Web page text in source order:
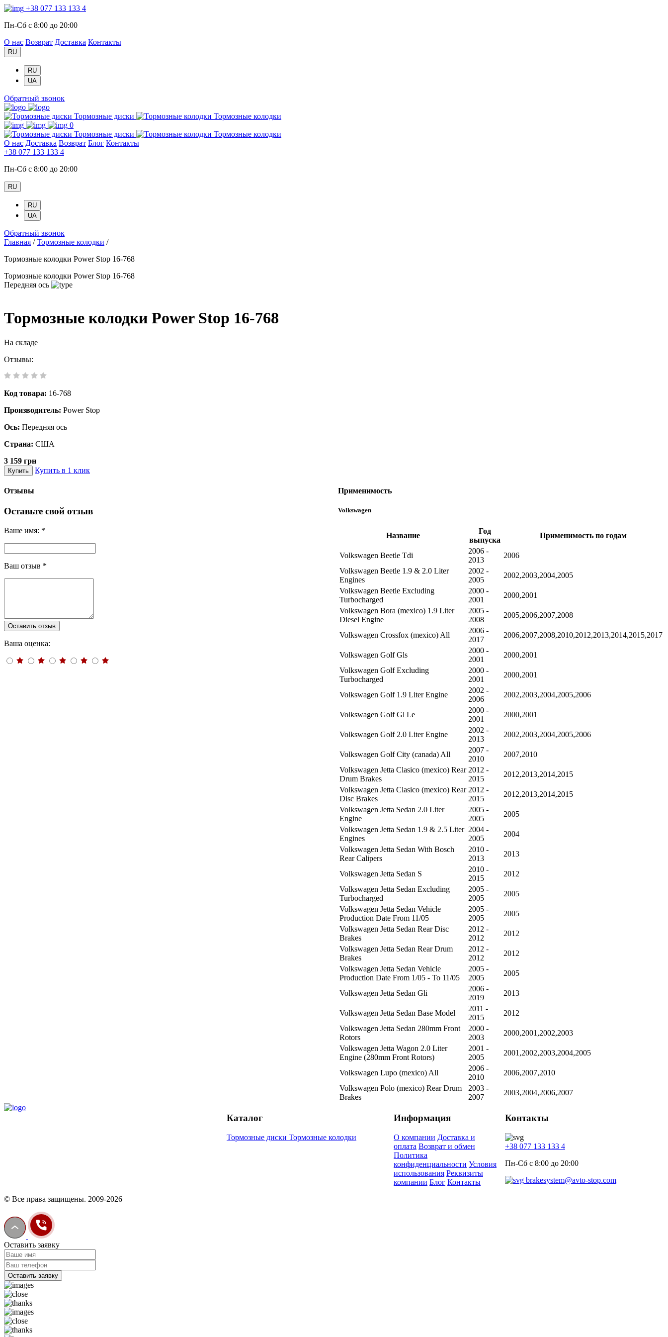
+38 077 133 133 4
Пн-Сб с 8:00 до 20:00
О нас Возврат Доставка Контакты
RU
RU
UA
Обратный звонок
Тормозные диски
Тормозные колодки
0
Тормозные диски
Тормозные колодки
О нас Доставка Возврат Блог Контакты
+38 077 133 133 4
Пн-Сб с 8:00 до 20:00
RU
RU
UA
Обратный звонок
Главная / Тормозные колодки /
Тормозные колодки Power Stop 16-768
Тормозные колодки Power Stop 16-768
Передняя ось
Тормозные колодки Power Stop 16-768
На складе
Отзывы:
Код товара: 16-768
Производитель: Power Stop
Ось: Передняя ось
Страна: США
3 159 грн
Купить Купить в 1 клик
Отзывы
Оставьте свой отзыв
Ваше имя: *
Ваш отзыв *
Оставить отзыв
Ваша оценка:
Применимость
Volkswagen
Название
Год
выпуска
Применимость по годам
Volkswagen Beetle Tdi
2006 -
2013
2006
Volkswagen Beetle 1.9 & 2.0 Liter
Engines
2002 -
2005
2002,2003,2004,2005
Volkswagen Beetle Excluding
Turbocharged
2000 -
2001
2000,2001
Volkswagen Bora (mexico) 1.9 Liter
Diesel Engine
2005 -
2008
2005,2006,2007,2008
Volkswagen Crossfox (mexico) All
2006 -
2017
2006,2007,2008,2010,2012,2013,2014,2015,2017
Volkswagen Golf Gls
2000 -
2001
2000,2001
Volkswagen Golf Excluding
Turbocharged
2000 -
2001
2000,2001
Volkswagen Golf 1.9 Liter Engine
2002 -
2006
2002,2003,2004,2005,2006
Volkswagen Golf Gl Le
2000 -
2001
2000,2001
Volkswagen Golf 2.0 Liter Engine
2002 -
2013
2002,2003,2004,2005,2006
Volkswagen Golf City (canada) All
2007 -
2010
2007,2010
Volkswagen Jetta Clasico (mexico) Rear
Drum Brakes
2012 -
2015
2012,2013,2014,2015
Volkswagen Jetta Clasico (mexico) Rear
Disc Brakes
2012 -
2015
2012,2013,2014,2015
Volkswagen Jetta Sedan 2.0 Liter
Engine
2005 -
2005
2005
Volkswagen Jetta Sedan 1.9 & 2.5 Liter
Engines
2004 -
2005
2004
Volkswagen Jetta Sedan With Bosch
Rear Calipers
2010 -
2013
2013
Volkswagen Jetta Sedan S
2010 -
2015
2012
Volkswagen Jetta Sedan Excluding
Turbocharged
2005 -
2005
2005
Volkswagen Jetta Sedan Vehicle
Production Date From 11/05
2005 -
2005
2005
Volkswagen Jetta Sedan Rear Disc
Brakes
2012 -
2012
2012
Volkswagen Jetta Sedan Rear Drum
Brakes
2012 -
2012
2012
Volkswagen Jetta Sedan Vehicle
Production Date From 1/05 - To 11/05
2005 -
2005
2005
Volkswagen Jetta Sedan Gli
2006 -
2019
2013
Volkswagen Jetta Sedan Base Model
2011 -
2015
2012
Volkswagen Jetta Sedan 280mm Front
Rotors
2000 -
2003
2000,2001,2002,2003
Volkswagen Jetta Wagon 2.0 Liter
Engine (280mm Front Rotors)
2001 -
2005
2001,2002,2003,2004,2005
Volkswagen Lupo (mexico) All
2006 -
2010
2006,2007,2010
Volkswagen Polo (mexico) Rear Drum
Brakes
2003 -
2007
2003,2004,2006,2007
Каталог
Тормозные диски Тормозные колодки
Информация
О компании Доставка и
оплата Возврат и обмен
Политика
конфиденциальности Условия
использования Реквизиты
компании Блог Контакты
Контакты
+38 077 133 133 4
Пн-Сб с 8:00 до 20:00
brakesystem@avto-stop.com
© Все права защищены. 2009-2026
Оставить заявку
Оставить заявку